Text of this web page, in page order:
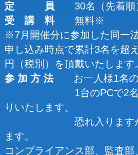
定 員 30名（先着順
受 講 料無料※
※7月開催分に参加した同一
申し込み時点で累計3名を超
円（税別）を頂戴いたします
参 加 方 法お一人様1名の
1台のPCで2名以上が
りいたします。
恐れ入りますが、分
ます。
コンプライアンス部、監査